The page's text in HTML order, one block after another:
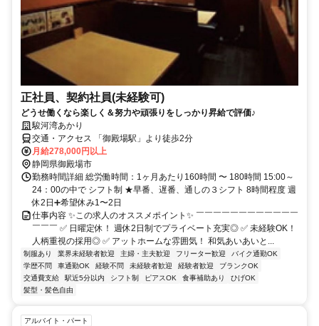
正社員、契約社員(未経験可)
どうせ働くなら楽しく＆努力や頑張りをしっかり昇給で評価♪
駿河湾あかり
交通・アクセス 「御殿場駅」より徒歩2分
月給278,000円以上
静岡県御殿場市
勤務時間詳細 総労働時間：1ヶ月あたり160時間 〜 180時間 15:00～
24：00の中で シフト制 ★早番、遅番、通しの３シフト 8時間程度 週
休2日➕希望休み1〜2日
仕事内容 ✨この求人のオススメポイント✨ ￣￣￣￣￣￣￣￣￣￣￣￣
￣￣￣ ✅ 日曜定休！ 週休2日制でプライベート充実◎ ✅ 未経験OK！
人柄重視の採用◎ ✅ アットホームな雰囲気！ 和気あいあいと...
制服あり 業界未経験者歓迎 主婦・主夫歓迎 フリーター歓迎
バイク通勤OK
学歴不問
車通勤OK 経験不問 未経験者歓迎 経験者歓迎
ブランクOK
交通費支給
駅近5分以内 シフト制 ピアスOK 食事補助あり
ひげOK
髪型・髪色自由
アルバイト・パート